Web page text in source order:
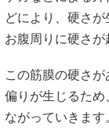
この筋膜の硬さ
偏りが生じるため